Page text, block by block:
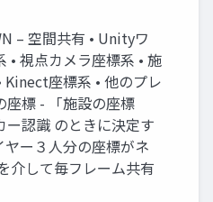
– 空間共有 • Unityワ
• 視点カメラ座標系 • 施
Kinect座標系 • 他のプレ
座標 - 「施設の座標
ー認識 のときに決定す
ヤー３人分の座標がネ
介して毎フレーム共有